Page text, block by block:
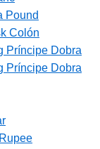
Pound
Colón
Príncipe Dobra
Príncipe Dobra